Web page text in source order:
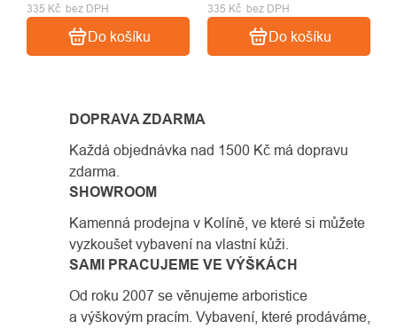
335 Kč bez DPH
Do košíku
335 Kč bez DPH
Do košíku
DOPRAVA ZDARMA
Každá objednávka nad 1500 Kč má dopravu
zdarma.
SHOWROOM
Kamenná prodejna v Kolíně, ve které si můžete
vyzkoušet vybavení na vlastní kůži.
SAMI PRACUJEME VE VÝŠKÁCH
Od roku 2007 se věnujeme arboristice
a výškovým pracím. Vybavení, které prodáváme,